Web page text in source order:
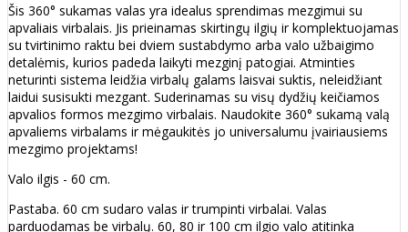
Šis 360° sukamas valas yra idealus sprendimas mezgimui su
apvaliais virbalais. Jis prieinamas skirtingų ilgių ir komplektuojamas
su tvirtinimo raktu bei dviem sustabdymo arba valo užbaigimo
detalėmis, kurios padeda laikyti mezginį patogiai. Atminties
neturinti sistema leidžia virbalų galams laisvai suktis, neleidžiant
laidui susisukti mezgant. Suderinamas su visų dydžių keičiamos
apvalios formos mezgimo virbalais. Naudokite 360° sukamą valą
apvaliems virbalams ir mėgaukitės jo universalumu įvairiausiems
mezgimo projektams!
Valo ilgis - 60 cm.
Pastaba. 60 cm sudaro valas ir trumpinti virbalai. Valas
parduodamas be virbalų. 60, 80 ir 100 cm ilgio valo atitinka